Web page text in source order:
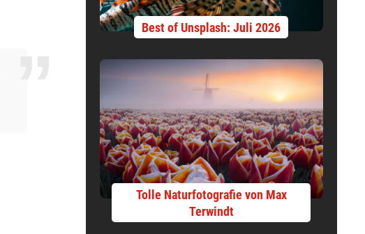
Best of Unsplash: Juli 2026
Tolle Naturfotografie von Max
Terwindt